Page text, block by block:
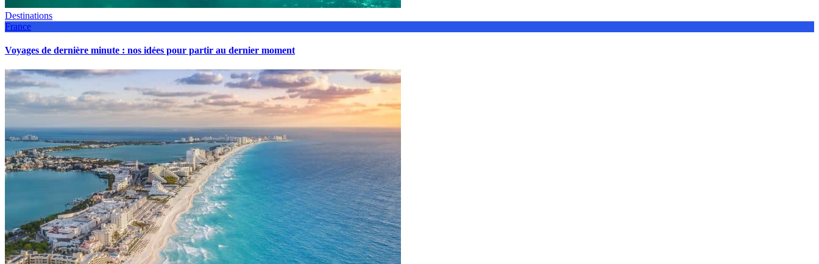
Destinations
France
Voyages de dernière minute : nos idées pour partir au dernier moment